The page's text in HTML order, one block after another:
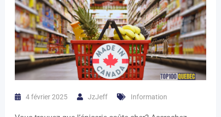
4 février 2025 JzJeff Information